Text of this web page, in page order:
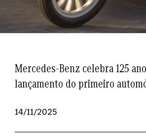
Mercedes-Benz celebra 125
lançamento do primeiro
14/11/2025